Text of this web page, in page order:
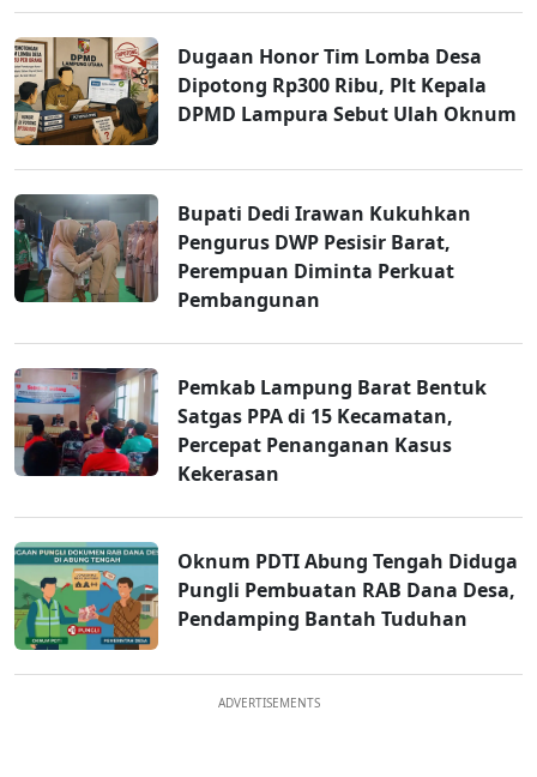
Dugaan Honor Tim Lomba Desa
Dipotong Rp300 Ribu, Plt Kepala
DPMD Lampura Sebut Ulah Oknum
Bupati Dedi Irawan Kukuhkan
Pengurus DWP Pesisir Barat,
Perempuan Diminta Perkuat
Pembangunan
Pemkab Lampung Barat Bentuk
Satgas PPA di 15 Kecamatan,
Percepat Penanganan Kasus
Kekerasan
Oknum PDTI Abung Tengah Diduga
Pungli Pembuatan RAB Dana Desa,
Pendamping Bantah Tuduhan
ADVERTISEMENTS